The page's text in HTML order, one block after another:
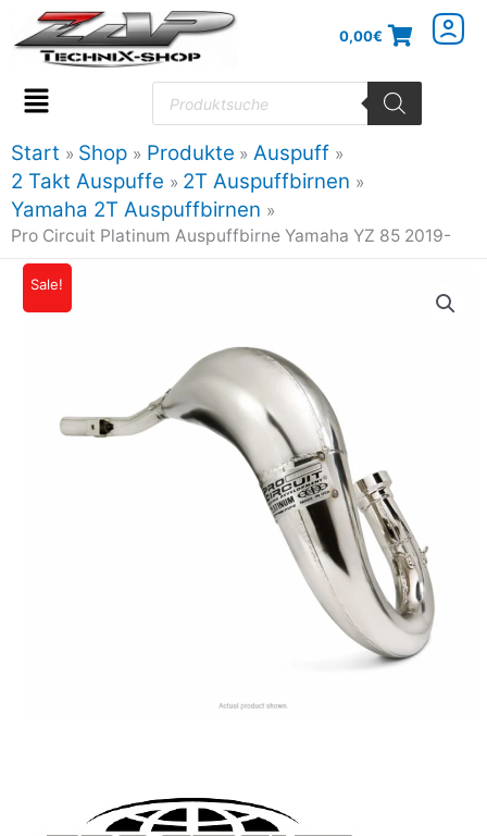
Inhalt
springen
0,00€
Flyout
Menu
Products
search
Start Shop Produkte
Auspuff
2 Takt Auspuffe
2T Auspuffbirnen
Yamaha 2T Auspuffbirnen
Pro Circuit Platinum Auspuffbirne Yamaha YZ 85 2019-
Sale!
war:
349,96€
Aktueller